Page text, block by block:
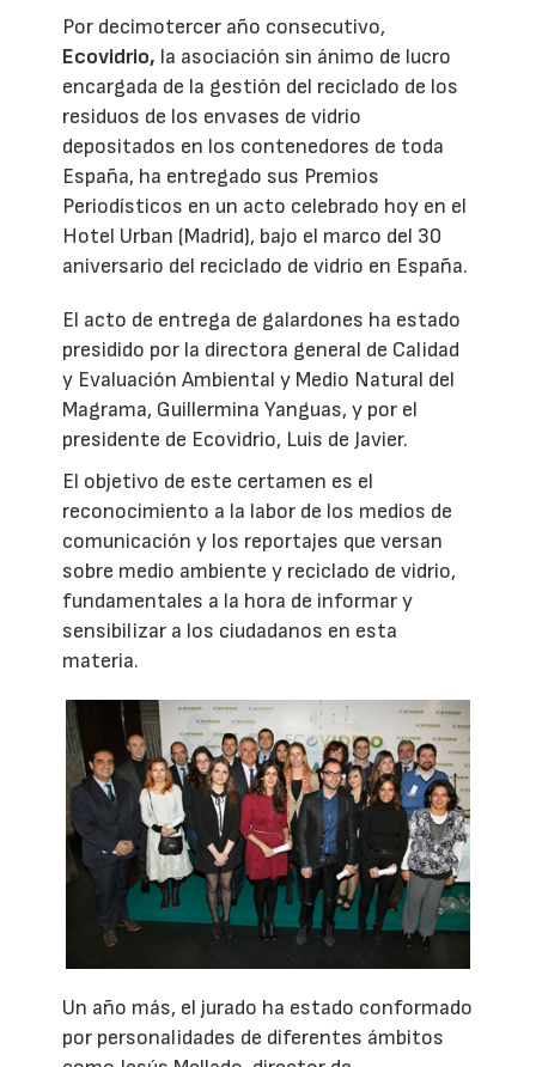
Por decimotercer año consecutivo,
Ecovidrio, la asociación sin ánimo de lucro
encargada de la gestión del reciclado de los
residuos de los envases de vidrio
depositados en los contenedores de toda
España, ha entregado sus Premios
Periodísticos en un acto celebrado hoy en el
Hotel Urban (Madrid), bajo el marco del 30
aniversario del reciclado de vidrio en España.
El acto de entrega de galardones ha estado
presidido por la directora general de Calidad
y Evaluación Ambiental y Medio Natural del
Magrama, Guillermina Yanguas, y por el
presidente de Ecovidrio, Luis de Javier.
El objetivo de este certamen es el
reconocimiento a la labor de los medios de
comunicación y los reportajes que versan
sobre medio ambiente y reciclado de vidrio,
fundamentales a la hora de informar y
sensibilizar a los ciudadanos en esta
materia.
Un año más, el jurado ha estado conformado
por personalidades de diferentes ámbitos